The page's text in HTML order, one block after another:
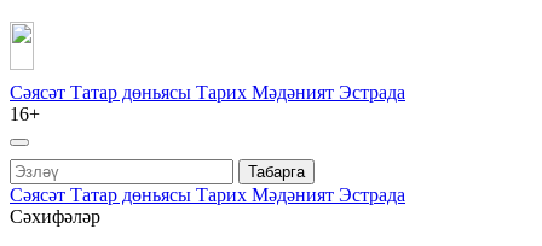
Сәясәт Татар дөньясы Тарих Мәдәният Эстрада
16+
Табарга
Сәясәт Татар дөньясы Тарих Мәдәният Эстрада
Сәхифәләр